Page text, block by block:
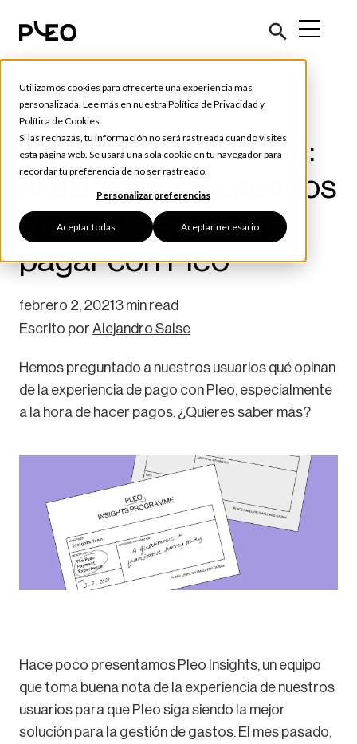
Utilizamos cookies para ofrecerte una experiencia más
personalizada. Lee más en nuestra Política de Privacidad y
Política de Cookies.
Si las rechazas, tu información no será rastreada cuando visites
esta página web. Se usará una sola cookie en tu navegador para
recordar tu preferencia de no ser rastreado.
Personalizar preferencias
Aceptar todas Aceptar necesario
Actualidad Pleo
El pueblo ha hablado:
el 99 % de los usuarios
cree que es seguro
pagar con Pleo
febrero 2, 20213 min read
Escrito por Alejandro Salse
Hemos preguntado a nuestros usuarios qué opinan
de la experiencia de pago con Pleo, especialmente
a la hora de hacer pagos. ¿Quieres saber más?
Hace poco presentamos Pleo Insights, un equipo
que toma buena nota de la experiencia de nuestros
usuarios para que Pleo siga siendo la mejor
solución para la gestión de gastos. El mes pasado,